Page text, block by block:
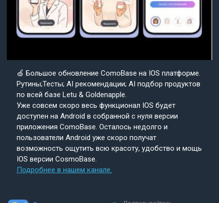
🍏 Большое обновление ComoBase на IOS платформе.
Рутины;Тесты; AI рекомендации; AI подбор продуктов
по всей базе Letu & Goldenapple.
Уже совсем скоро весь функционал IOS будет
доступен на Android в собранной с нуля версии
приложения ComoBase. Осталось недолго и
пользователи Android уже скоро получат
возможность ощутить всю красоту, удобство и мощь
IOS версии CosmoBase.
Подробнее в нашем канале.